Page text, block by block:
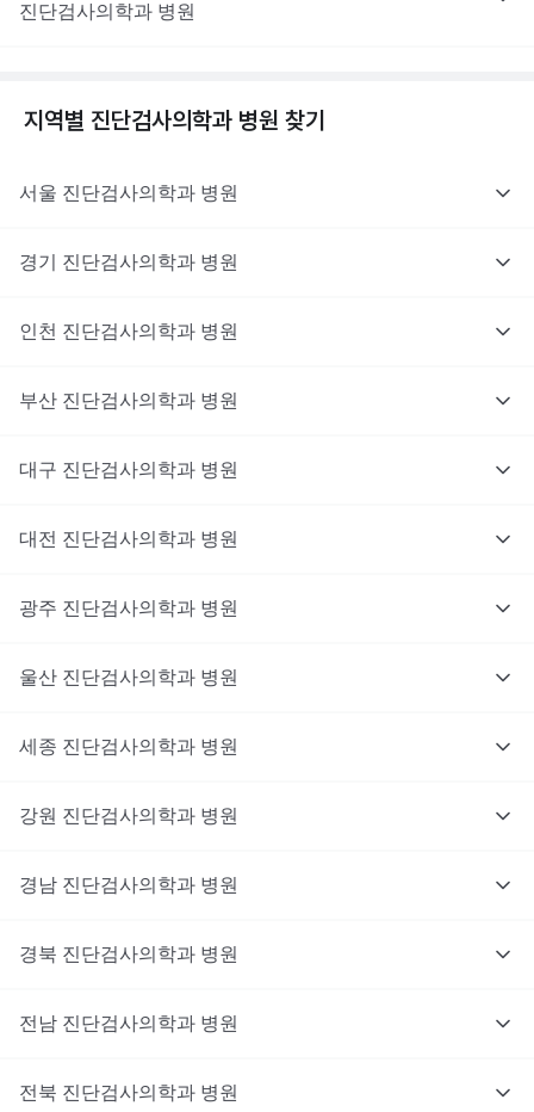
진단검사의학과 병원
지역별 진단검사의학과 병원 찾기
서울 진단검사의학과 병원
경기 진단검사의학과 병원
인천 진단검사의학과 병원
부산 진단검사의학과 병원
대구 진단검사의학과 병원
대전 진단검사의학과 병원
광주 진단검사의학과 병원
울산 진단검사의학과 병원
세종 진단검사의학과 병원
강원 진단검사의학과 병원
경남 진단검사의학과 병원
경북 진단검사의학과 병원
전남 진단검사의학과 병원
전북 진단검사의학과 병원